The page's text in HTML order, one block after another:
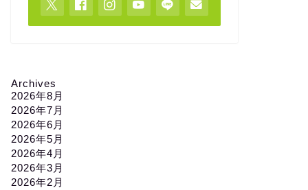
Archives
2026年8月
2026年7月
2026年6月
2026年5月
2026年4月
2026年3月
2026年2月